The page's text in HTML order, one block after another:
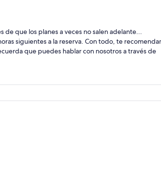
de que los planes a veces no salen adelante...
siguientes a la reserva. Con todo, te
que puedes hablar con nosotros a través de